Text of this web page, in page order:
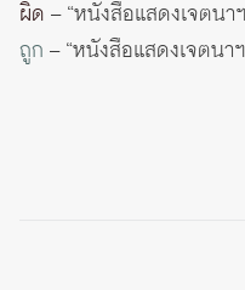
ผิด – “หนังสือแสดงเจตน
ถูก – “หนังสือแสดงเจตนา